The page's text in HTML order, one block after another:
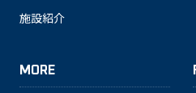
施設紹介
MORE